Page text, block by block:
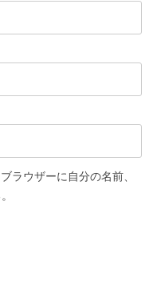
ラウザーに自分の名前、